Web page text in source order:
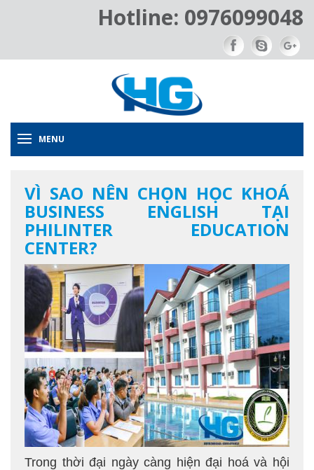
Hotline: 0976099048
MENU
VÌ SAO NÊN CHỌN HỌC KHOÁ
BUSINESS ENGLISH TẠI
PHILINTER EDUCATION
CENTER?
Trong thời đại ngày càng hiện đại hoá và hội